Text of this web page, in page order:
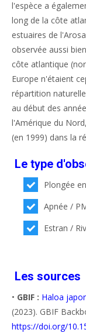
l'espèce a
long de la côte
estuaires de
observée aussi
côte atlantique
Europe n'étaient
répartition
au début des
l'Amérique du
(en 1999) dans la
Le type
Plongée
Apnée /
Estran /
Les sources
• GBIF : Haloa
(2023). GBIF
https://doi.org/